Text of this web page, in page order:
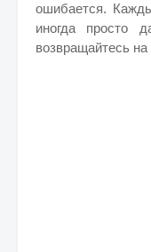
ошибается.
иногда просто
возвращайтесь